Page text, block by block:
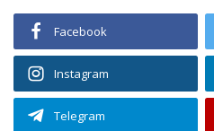
Facebook
Instagram
Telegram